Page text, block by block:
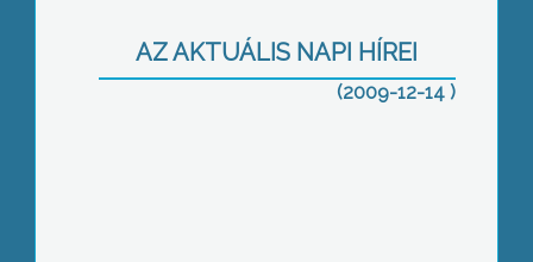
AZ AKTUÁLIS NAPI HÍREI
(2009-12-14 )
Otthona